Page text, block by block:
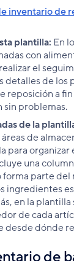
inventario de
plantilla: En
con
el
detalles de los
reposición a
sin problemas.
de la
de
para
una
parte del
ingredientes
en la plantilla
de cada
desde dónde
de